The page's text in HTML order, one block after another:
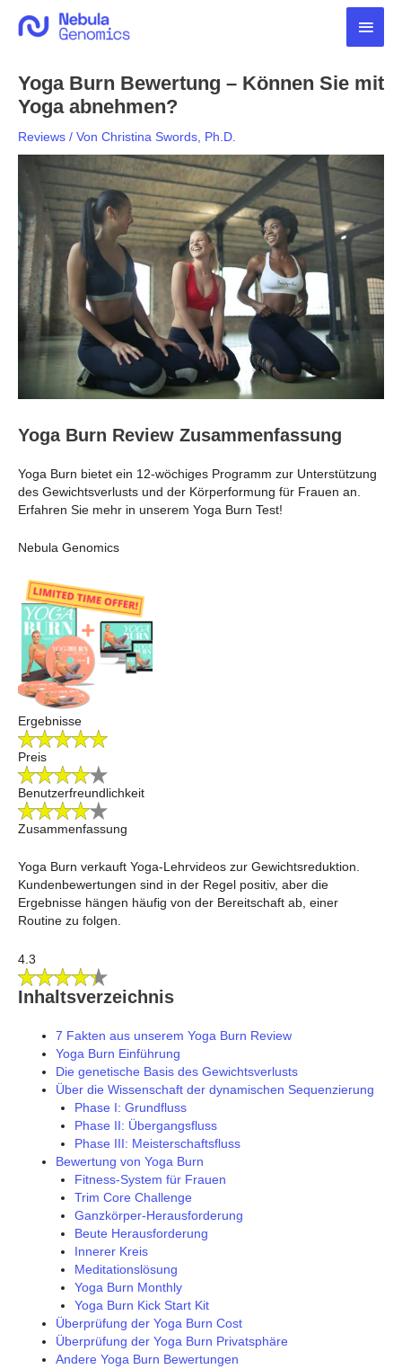
Inhalt
Yoga Burn Bewertung – Können Sie mit
Yoga abnehmen?
Reviews / Von Christina Swords, Ph.D.
Yoga Burn Review Zusammenfassung
Yoga Burn bietet ein 12-wöchiges Programm zur Unterstützung
des Gewichtsverlusts und der Körperformung für Frauen an.
Erfahren Sie mehr in unserem Yoga Burn Test!
Nebula Genomics
Ergebnisse
Preis
Benutzerfreundlichkeit
Zusammenfassung
Yoga Burn verkauft Yoga-Lehrvideos zur Gewichtsreduktion.
Kundenbewertungen sind in der Regel positiv, aber die
Ergebnisse hängen häufig von der Bereitschaft ab, einer
Routine zu folgen.
4.3
Inhaltsverzeichnis
7 Fakten aus unserem Yoga Burn Review
Yoga Burn Einführung
Die genetische Basis des Gewichtsverlusts
Über die Wissenschaft der dynamischen Sequenzierung
Phase I: Grundfluss
Phase II: Übergangsfluss
Phase III: Meisterschaftsfluss
Bewertung von Yoga Burn
Fitness-System für Frauen
Trim Core Challenge
Ganzkörper-Herausforderung
Beute Herausforderung
Innerer Kreis
Meditationslösung
Yoga Burn Monthly
Yoga Burn Kick Start Kit
Überprüfung der Yoga Burn Cost
Überprüfung der Yoga Burn Privatsphäre
Andere Yoga Burn Bewertungen